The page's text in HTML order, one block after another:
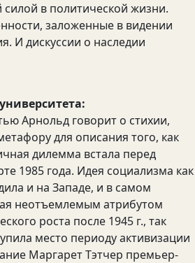
в политической жизни.
заложенные в видении
И дискуссии о наследии
Арнольд говорит о стихии,
для описания того, как
дилемма встала перед
1985 года. Идея социализма как
и на Западе, и в самом
неотъемлемым атрибутом
роста после 1945 г., так
место периоду активизации
Маргарет Тэтчер премьер-